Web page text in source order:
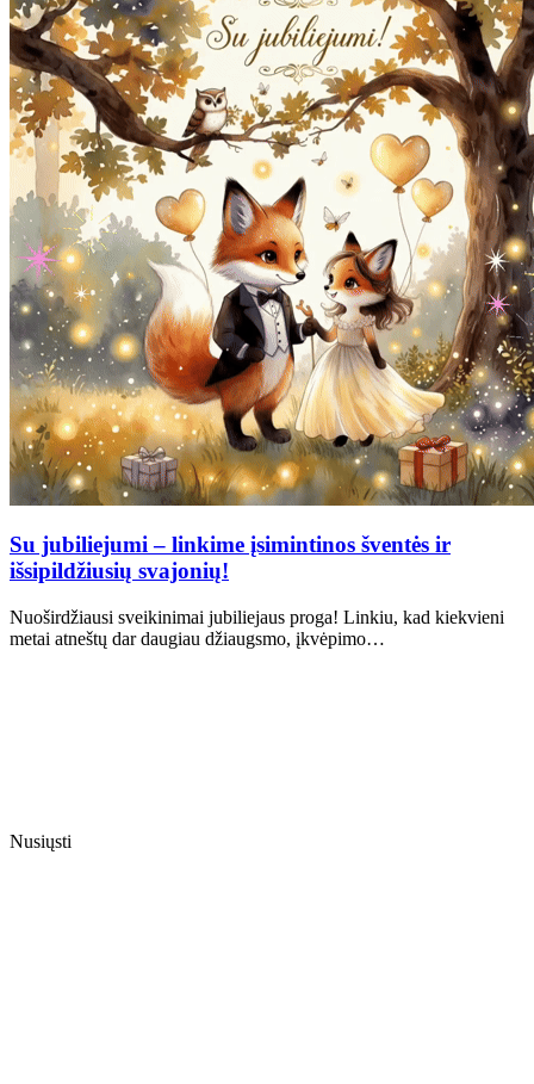
Su jubiliejumi – linkime įsimintinos šventės ir
išsipildžiusių svajonių!
Nuoširdžiausi sveikinimai jubiliejaus proga! Linkiu, kad kiekvieni
metai atneštų dar daugiau džiaugsmo, įkvėpimo…
Nusiųsti